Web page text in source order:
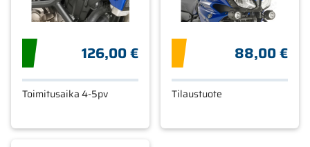
126,00 €
Toimitusaika 4-5pv
88,00 €
Tilaustuote